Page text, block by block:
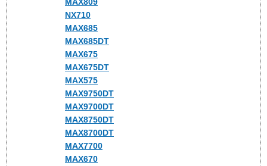
NX710
MAX685
MAX685DT
MAX675
MAX675DT
MAX575
MAX9750DT
MAX9700DT
MAX8750DT
MAX8700DT
MAX7700
MAX670